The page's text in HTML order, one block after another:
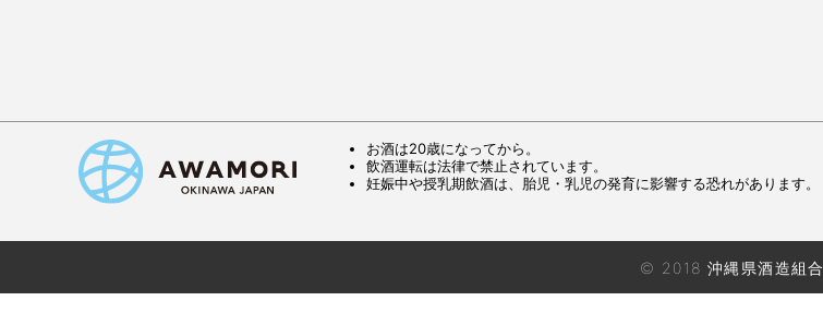
お酒は20歳になってから。
飲酒運転は法律で禁止されています。
妊娠中や授乳期飲酒は、胎児・乳児の発育に影響する恐れがあります。
© 2018 沖縄県酒造組合